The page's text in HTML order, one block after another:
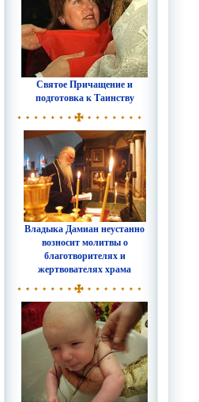
Святое Причащение и
подготовка к Таинству
Владыка Дамиан неустанно
возносит молитвы о
благотворителях и
жертвователях храма